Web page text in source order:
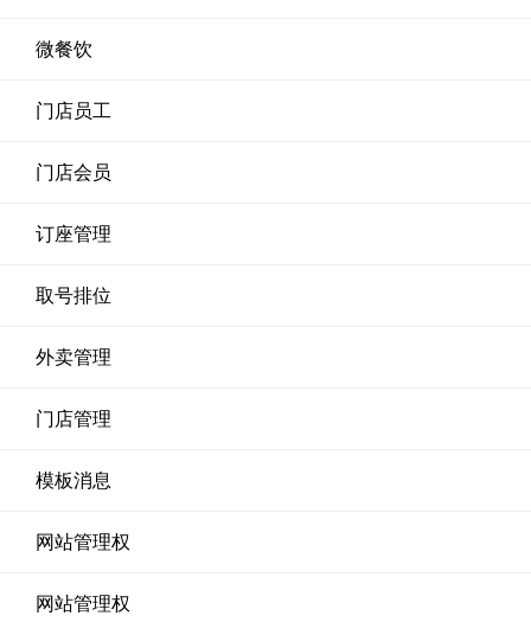
微餐饮
门店员工
门店会员
订座管理
取号排位
外卖管理
门店管理
模板消息
网站管理权
网站管理权